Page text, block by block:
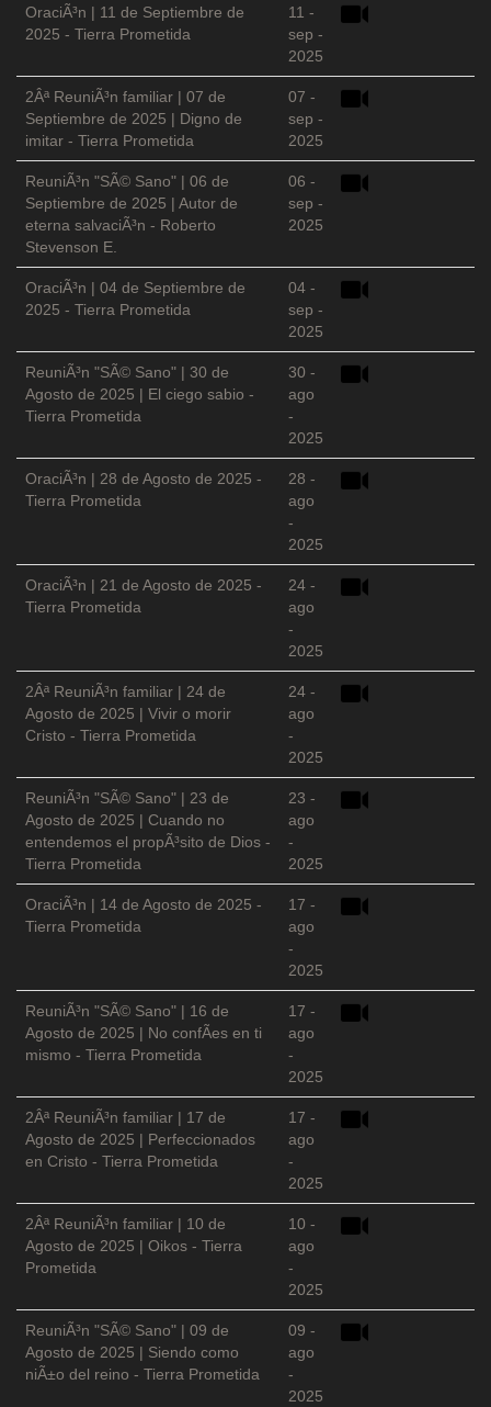
OraciÃ³n | 11 de Septiembre de
2025 - Tierra Prometida
11 -
sep -
2025
2Âª ReuniÃ³n familiar | 07 de
Septiembre de 2025 | Digno de
imitar - Tierra Prometida
07 -
sep -
2025
ReuniÃ³n "SÃ© Sano" | 06 de
Septiembre de 2025 | Autor de
eterna salvaciÃ³n - Roberto
Stevenson E.
06 -
sep -
2025
OraciÃ³n | 04 de Septiembre de
2025 - Tierra Prometida
04 -
sep -
2025
ReuniÃ³n "SÃ© Sano" | 30 de
Agosto de 2025 | El ciego sabio -
Tierra Prometida
30 -
ago
-
2025
OraciÃ³n | 28 de Agosto de 2025 -
Tierra Prometida
28 -
ago
-
2025
OraciÃ³n | 21 de Agosto de 2025 -
Tierra Prometida
24 -
ago
-
2025
2Âª ReuniÃ³n familiar | 24 de
Agosto de 2025 | Vivir o morir
Cristo - Tierra Prometida
24 -
ago
-
2025
ReuniÃ³n "SÃ© Sano" | 23 de
Agosto de 2025 | Cuando no
entendemos el propÃ³sito de Dios -
Tierra Prometida
23 -
ago
-
2025
OraciÃ³n | 14 de Agosto de 2025 -
Tierra Prometida
17 -
ago
-
2025
ReuniÃ³n "SÃ© Sano" | 16 de
Agosto de 2025 | No confÃ­es en ti
mismo - Tierra Prometida
17 -
ago
-
2025
2Âª ReuniÃ³n familiar | 17 de
Agosto de 2025 | Perfeccionados
en Cristo - Tierra Prometida
17 -
ago
-
2025
2Âª ReuniÃ³n familiar | 10 de
Agosto de 2025 | Oikos - Tierra
Prometida
10 -
ago
-
2025
ReuniÃ³n "SÃ© Sano" | 09 de
Agosto de 2025 | Siendo como
niÃ±o del reino - Tierra Prometida
09 -
ago
-
2025